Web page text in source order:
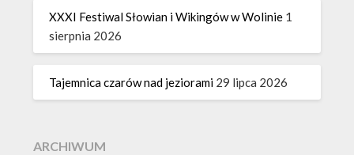
XXXI Festiwal Słowian i Wikingów w Wolinie 1
sierpnia 2026
Tajemnica czarów nad jeziorami 29 lipca 2026
ARCHIWUM